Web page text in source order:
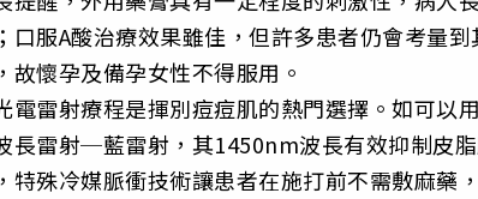
口服A酸治療效果雖佳，但許多患者仍會考量
故懷孕及備孕女性不得服用。
電雷射療程是揮別痘痘肌的熱門選擇。如可以
長雷射─藍雷射，其1450nm波長有效抑制皮
特殊冷媒脈衝技術讓患者在施打前不需敷麻藥